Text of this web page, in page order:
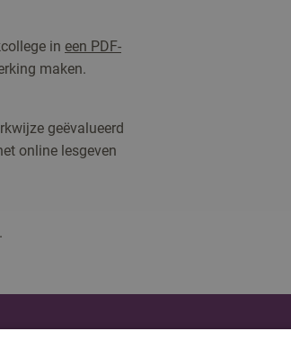
in een PDF-
maken.
geëvalueerd
online lesgeven
.